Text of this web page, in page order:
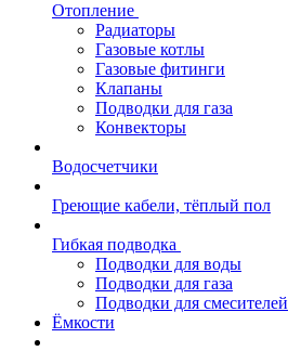
Отопление
Радиаторы
Газовые котлы
Газовые фитинги
Клапаны
Подводки для газа
Конвекторы
Водосчетчики
Греющие кабели, тёплый пол
Гибкая подводка
Подводки для воды
Подводки для газа
Подводки для смесителей
Ёмкости